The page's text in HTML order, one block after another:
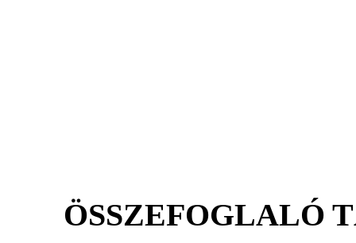
ÖSSZEFOGLALÓ